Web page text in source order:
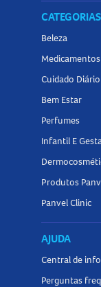
CATEGORIAS
Beleza
Medicamentos
Cuidado Diário
Bem Estar
Perfumes
Infantil E
Produtos
Panvel Clinic
AJUDA
Central de
Perguntas